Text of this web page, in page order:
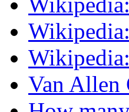
Van Allen